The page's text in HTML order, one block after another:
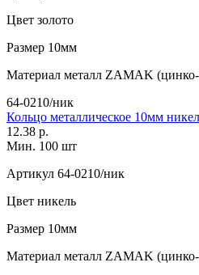
Цвет золото
Размер 10мм
Материал металл ZAMAK
64-0210/ник
Кольцо металлическое 10мм
12.38 р.
Мин. 100 шт
Артикул 64-0210/ник
Цвет никель
Размер 10мм
Материал металл ZAMAK